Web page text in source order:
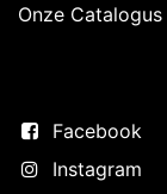
Onze Catalogus
Facebook
Instagram